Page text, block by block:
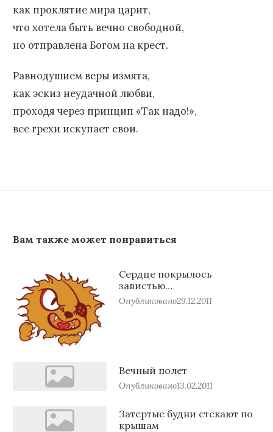
как проклятие мира царит,
что хотела быть вечно свободной,
но отправлена Богом на крест.
Равнодушием веры измята,
как эскиз неудачной любви,
проходя через принцип «Так надо!»,
все грехи искупает свои.
Вам также может понравиться
Сердце покрылось
завистью…
Опубликовано29.12.2011
Вечный полет
Опубликовано13.02.2011
Затертые будни стекают по
крышам